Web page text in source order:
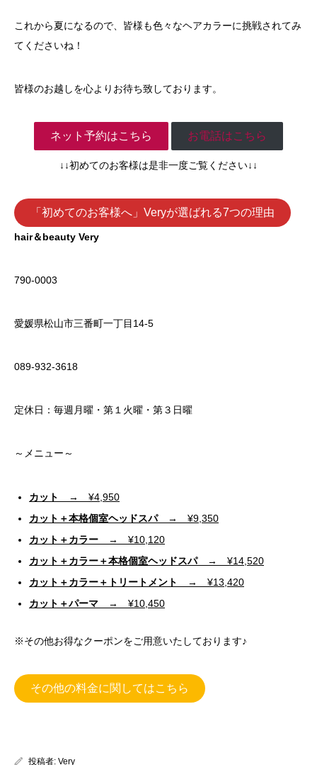
これから夏になるので、皆様も色々なヘアカラーに挑戦されてみ
てくださいね！
皆様のお越しを心よりお待ち致しております。
ネット予約はこちら お電話はこちら
↓↓初めてのお客様は是非一度ご覧ください↓↓
「初めてのお客様へ」Veryが選ばれる7つの理由
hair＆beauty Very
790-0003
愛媛県松山市三番町一丁目14-5
089-932-3618
定休日：毎週月曜・第１火曜・第３日曜
～メニュー～
カット
→ ¥4,950
カット＋本格個室ヘッドスパ→ ¥9,350
カット＋カラー → ¥10,120
カット＋カラー＋本格個室ヘッドスパ→ ¥14,520
カット＋カラー＋トリートメント
→ ¥13,420
カット＋パーマ → ¥10,450
※その他お得なクーポンをご用意いたしております♪
その他の料金に関してはこちら
投稿者: Very